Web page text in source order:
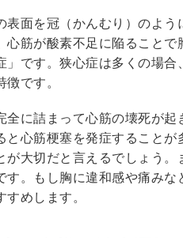
表面を冠（かんむり）のよ
心筋が酸素不足に陥ること
」です。狭心症は多くの場
徴です。
全に詰まって心筋の壊死が
と心筋梗塞を発症すること
が大切だと言えるでしょう
す。もし胸に違和感や痛み
めします。